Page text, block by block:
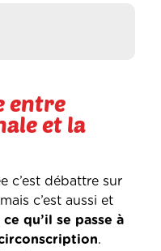
entre
et la
c’est débattre sur
c’est aussi et
qu’il se passe à
.